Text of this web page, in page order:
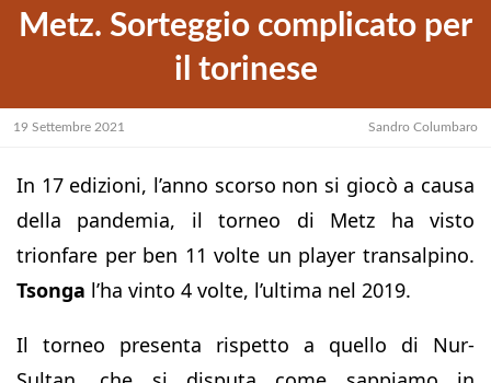
Metz. Sorteggio complicato per
il torinese
19 Settembre 2021 Sandro Columbaro
In 17 edizioni, l’anno scorso non si giocò a causa
della pandemia, il torneo di Metz ha visto
trionfare per ben 11 volte un player transalpino.
Tsonga l’ha vinto 4 volte, l’ultima nel 2019.
Il torneo presenta rispetto a quello di Nur-